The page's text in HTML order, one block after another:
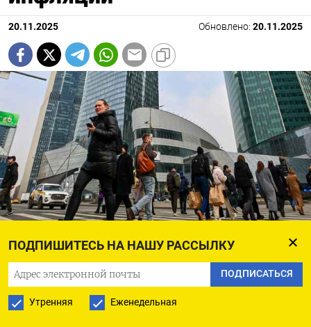
ПОДПИШИТЕСЬ НА НАШУ РАССЫЛКУ
ПОДПИСАТЬСЯ
Утренняя Еженедельная
20.11.2025 Обновлено: 20.11.2025
Сергей Киселев / Агентство «Москва»
Снижение инфляции не убеждает население в